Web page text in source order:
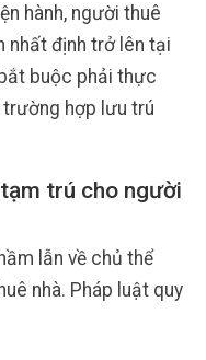
hành, người thuê
nhất định trở lên tại
buộc phải thực
hợp lưu trú
trú cho người
lẫn về chủ thể
nhà. Pháp luật quy